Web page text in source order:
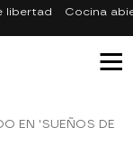
libertad Cocina
EN 'SUEÑOS DE